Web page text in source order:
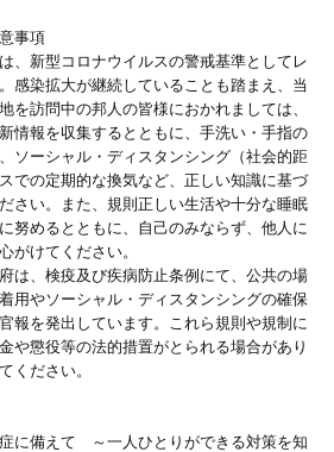
事項
、新型コロナウイルスの警戒基準としてレ
感染拡大が継続していることも踏まえ、当
を訪問中の邦人の皆様におかれましては、
情報を収集するとともに、手洗い・手指の
ソーシャル・ディスタンシング（社会的距
での定期的な換気など、正しい知識に基づ
さい。また、規則正しい生活や十分な睡眠
努めるとともに、自己のみならず、他人に
がけてください。
は、検疫及び疾病防止条例にて、公共の場
用やソーシャル・ディスタンシングの確保
報を発出しています。これら規則や規制に
や懲役等の法的措置がとられる場合があり
ください。
症に備えて ～一人ひとりができる対策を知